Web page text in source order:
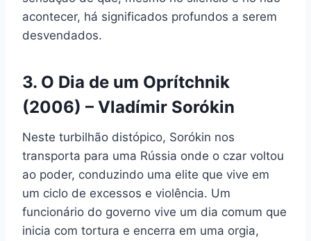
acontecer, há significados profundos a serem
desvendados.
3. O Dia de um Oprítchnik
(2006) – Vladímir Sorókin
Neste turbilhão distópico, Sorókin nos
transporta para uma Rússia onde o czar voltou
ao poder, conduzindo uma elite que vive em
um ciclo de excessos e violência. Um
funcionário do governo vive um dia comum que
inicia com tortura e encerra em uma orgia,